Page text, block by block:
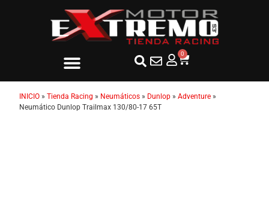
0
INICIO » Tienda Racing » Neumáticos » Dunlop » Adventure »
Neumático Dunlop Trailmax 130/80-17 65T